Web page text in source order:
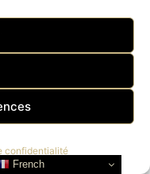
confidentialité
StumbleUpon
Reddit Mix.com
French